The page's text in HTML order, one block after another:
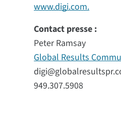
www.digi.com.
Contact presse :
Peter Ramsay
Global Results
949.307.5908